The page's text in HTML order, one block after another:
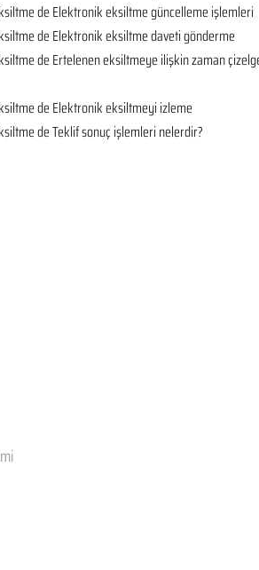
de Elektronik eksiltme güncelleme işlemleri
de Elektronik eksiltme daveti gönderme
de Ertelenen eksiltmeye ilişkin zaman
de Elektronik eksiltmeyi izleme
de Teklif sonuç işlemleri nelerdir?